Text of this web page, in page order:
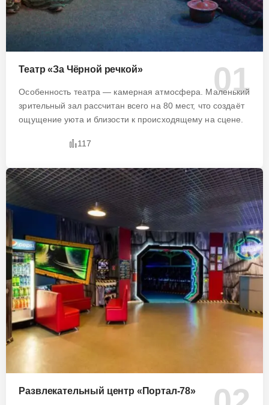
Театр «За Чёрной речкой»
Особенность театра — камерная атмосфера. Маленький
зрительный зал рассчитан всего на 80 мест, что создаёт
ощущение уюта и близости к происходящему на сцене.
117
Развлекательный центр «Портал-78»